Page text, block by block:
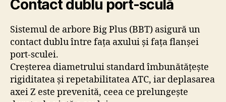
Contact dublu port-sculă
Sistemul de arbore Big Plus (BBT) asigură un
contact dublu între fața axului și fața flanșei
port-sculei.
Creșterea diametrului standard îmbunătățește
rigiditatea și repetabilitatea ATC, iar deplasarea
axei Z este prevenită, ceea ce prelungește